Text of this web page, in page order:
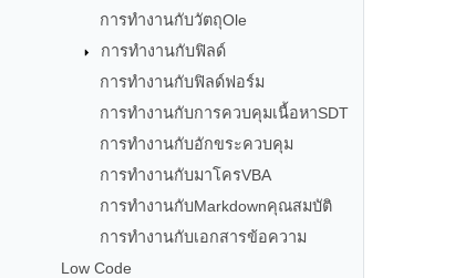
การทำงานกับวัตถุOle
การทำงานกับฟิลด์
การทำงานกับฟิลด์ฟอร์ม
การทำงานกับการควบคุมเนื้อหาSDT
การทำงานกับอักขระควบคุม
การทำงานกับมาโครVBA
การทำงานกับMarkdownคุณสมบัติ
การทำงานกับเอกสารข้อความ
Low Code